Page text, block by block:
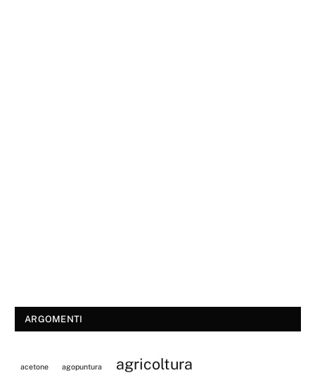
ARGOMENTI
acetone agopuntura agricoltura